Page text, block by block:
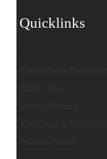
Quicklinks